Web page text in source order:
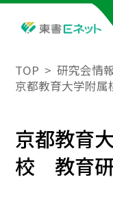
TOP 研究会情
京都教育大学附
京都教育
校 教育